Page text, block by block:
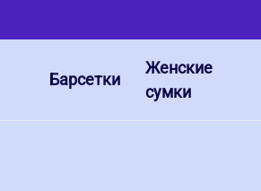
Барсетки
Женские
сумки